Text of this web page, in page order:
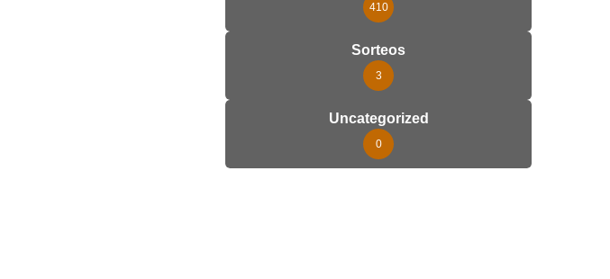
410
Sorteos
3
Uncategorized
0